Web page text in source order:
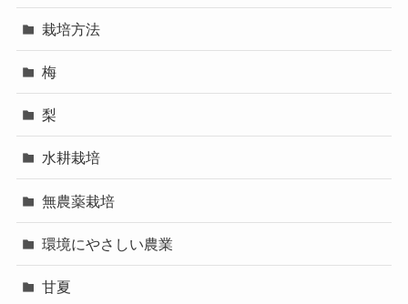
栽培方法
梅
梨
水耕栽培
無農薬栽培
環境にやさしい農業
甘夏